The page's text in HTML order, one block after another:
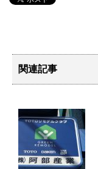
関連記事